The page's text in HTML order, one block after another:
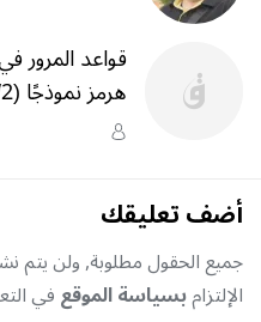
قواعد المرور
هرمز نموذجًا (2/2)
أضف تعليقك
جميع الحقول مطلوبة, ولن يتم
الإلتزامبسياسة الموقعفي